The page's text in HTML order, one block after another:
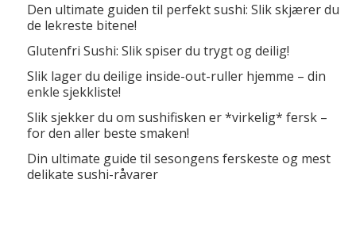
Den ultimate guiden til perfekt sushi: Slik skjærer du
de lekreste bitene!
Glutenfri Sushi: Slik spiser du trygt og deilig!
Slik lager du deilige inside-out-ruller hjemme – din
enkle sjekkliste!
Slik sjekker du om sushifisken er *virkelig* fersk –
for den aller beste smaken!
Din ultimate guide til sesongens ferskeste og mest
delikate sushi-råvarer